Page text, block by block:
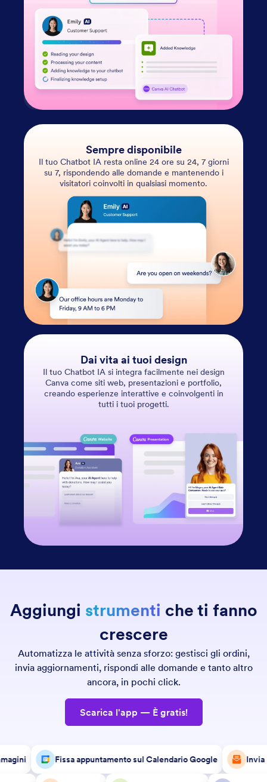
Sempre disponibile
Il tuo Chatbot IA resta online 24 ore su 24, 7 giorni
su 7, rispondendo alle domande e mantenendo i
visitatori coinvolti in qualsiasi momento.
Dai vita ai tuoi design
Il tuo Chatbot IA si integra facilmente nei design
Canva come siti web, presentazioni e portfolio,
creando esperienze interattive e coinvolgenti in
tutti i tuoi progetti.
Aggiungi strumenti che ti fanno
crescere
Automatizza le attività senza sforzo: gestisci gli ordini,
invia aggiornamenti, rispondi alle domande e tanto altro
ancora, in pochi click.
Scarica l'app — È gratis!
Fissa appuntamento sul Calendario Google